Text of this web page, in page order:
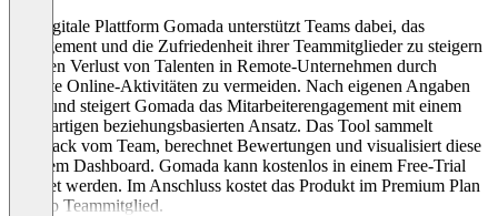
Die digitale Plattform Gomada unterstützt Teams dabei, das
Engagement und die Zufriedenheit ihrer Teammitglieder zu steigern
und den Verlust von Talenten in Remote-Unternehmen durch
gezielte Online-Aktivitäten zu vermeiden. Nach eigenen Angaben
misst und steigert Gomada das Mitarbeiterengagement mit einem
einzigartigen beziehungsbasierten Ansatz. Das Tool sammelt
Feedback vom Team, berechnet Bewertungen und visualisiert diese
in einem Dashboard. Gomada kann kostenlos in einem Free-Trial
getestet werden. Im Anschluss kostet das Produkt im Premium Plan
7 € pro Teammitglied.